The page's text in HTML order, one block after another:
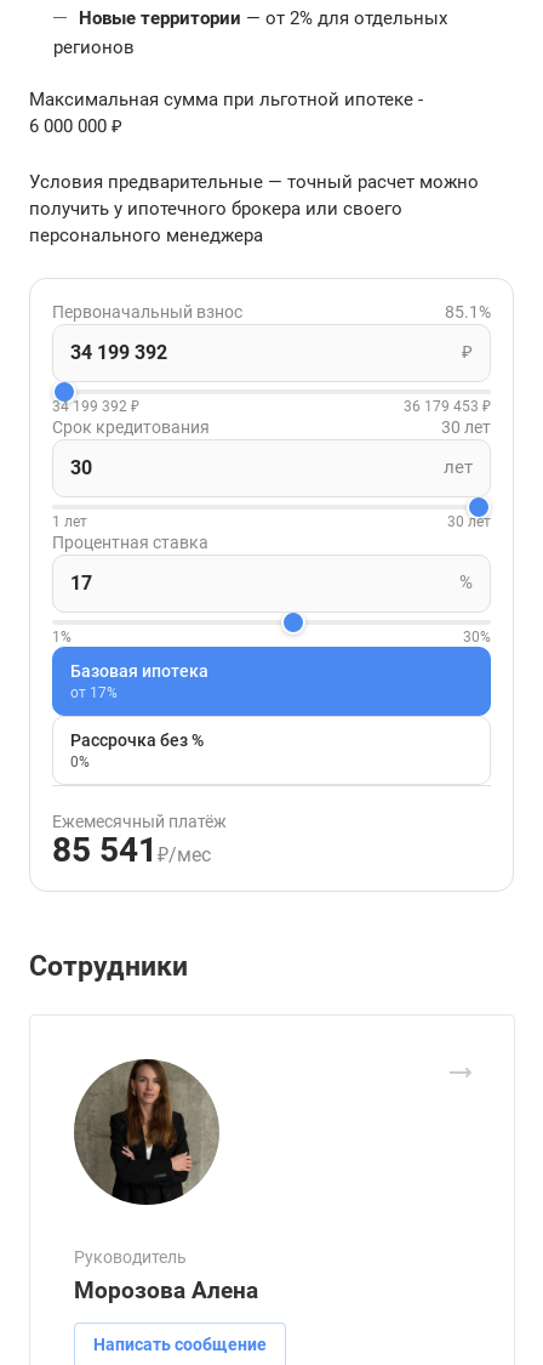
Новые территории — от 2% для отдельных
регионов
Максимальная сумма при льготной ипотеке -
6 000 000 ₽
Условия предварительные — точный расчет можно
получить у ипотечного брокера или своего
персонального менеджера
Первоначальный взнос 85.1%
₽
34 199 392 ₽ 36 179 453 ₽
Срок кредитования 30 лет
лет
1 лет 30 лет
Процентная ставка
%
1% 30%
Базовая ипотека
от 17%
Рассрочка без %
0%
Ежемесячный платёж
85 541 ₽/мес
Сотрудники
Руководитель
Морозова Алена
Написать сообщение